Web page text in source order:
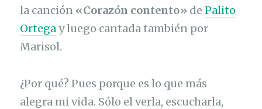
la canción «Corazón contento» dePalito
Ortegay luego cantada también por
Marisol.
¿Por qué? Pues porque es lo que más
alegra mi vida. Sólo el verla, escucharla,